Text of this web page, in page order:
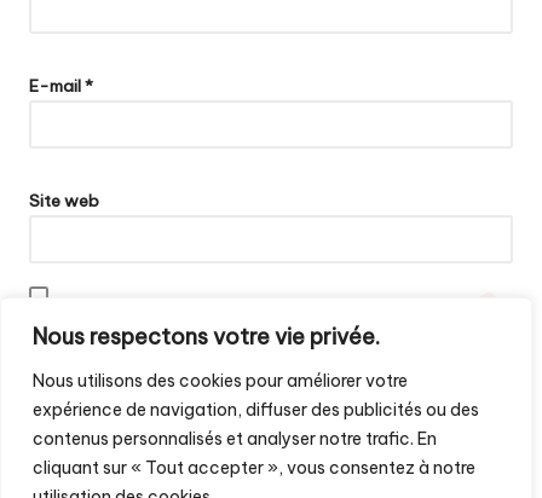
Nous respectons votre vie privée.
Nous utilisons des cookies pour améliorer votre
expérience de navigation, diffuser des publicités ou des
contenus personnalisés et analyser notre trafic. En
cliquant sur « Tout accepter », vous consentez à notre
E-mail*
Site web
pour mon prochain commentaire.